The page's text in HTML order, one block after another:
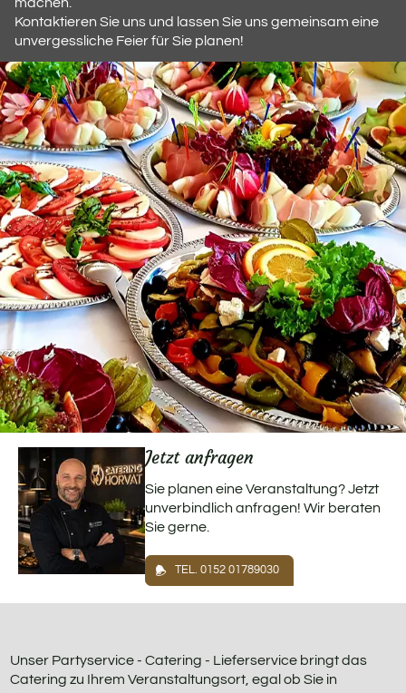
machen.
Kontaktieren Sie uns und lassen Sie uns gemeinsam eine
unvergessliche Feier für Sie planen!
Jetzt anfragen
Sie planen eine Veranstaltung? Jetzt
unverbindlich anfragen! Wir beraten
Sie gerne.
TEL. 0152 01789030
Unser Partyservice - Catering - Lieferservice bringt das
Catering zu Ihrem Veranstaltungsort, egal ob Sie in